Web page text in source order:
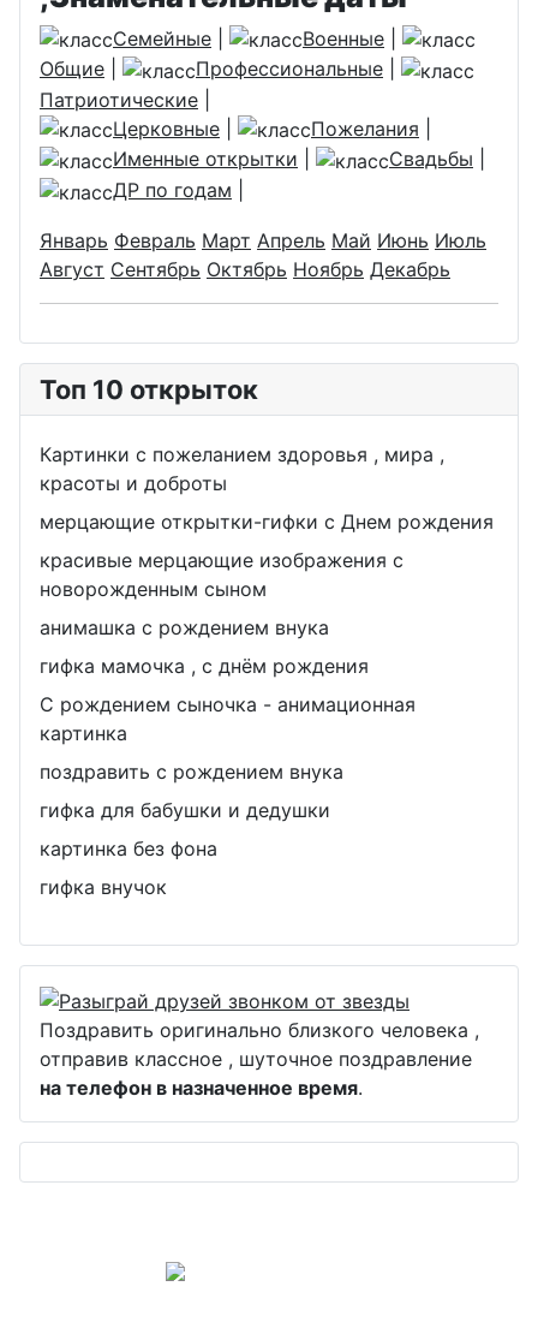
Семейные Военные
Общие
Профессиональные
Патриотические
Церковные
Пожелания
Именные открытки
Свадьбы
ДР по годам
Январь Февраль Март Апрель Май Июнь Июль
Август Сентябрь Октябрь Ноябрь Декабрь
Топ 10 открыток
Картинки с пожеланием здоровья , мира ,
красоты и доброты
мерцающие открытки-гифки с Днем рождения
красивые мерцающие изображения с
новорожденным сыном
анимашка с рождением внука
гифка мамочка , с днём рождения
С рождением сыночка - анимационная
картинка
поздравить с рождением внука
гифка для бабушки и дедушки
картинка без фона
гифка внучок
Поздравить оригинально близкого человека ,
отправив классное , шуточное поздравление
на телефон в назначенное время.